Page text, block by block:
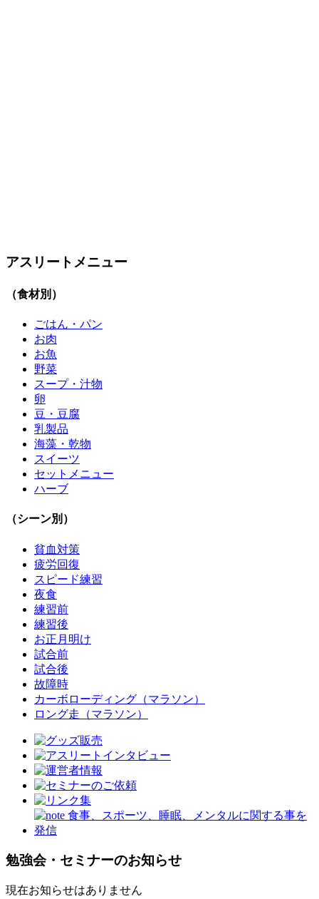
アスリートメニュー
（食材別）
ごはん・パン
お肉
お魚
野菜
スープ・汁物
卵
豆・豆腐
乳製品
海藻・乾物
スイーツ
セットメニュー
ハーブ
（シーン別）
貧血対策
疲労回復
スピード練習
夜食
練習前
練習後
お正月明け
試合前
試合後
故障時
カーボローディング（マラソン）
ロング走（マラソン）
勉強会・セミナーのお知らせ
現在お知らせはありません